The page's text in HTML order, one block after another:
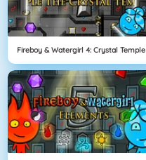
Fireboy & Watergirl 4: Crystal Temple